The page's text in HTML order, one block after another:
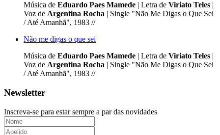
Música de Eduardo Paes Mamede | Letra de Viriato Teles |
Voz de Argentina Rocha | Single "Não Me Digas o Que Sei
/ Até Amanhã", 1983 //
Não me digas o que sei
Música de Eduardo Paes Mamede | Letra de Viriato Teles |
Voz de Argentina Rocha | Single "Não Me Digas o Que Sei
/ Até Amanhã", 1983 //
Newsletter
Inscreva-se para estar sempre a par das novidades